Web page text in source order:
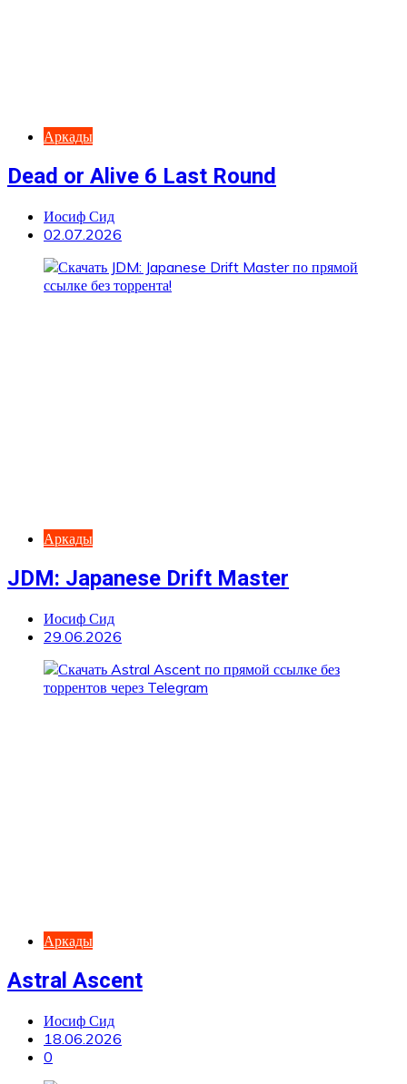
Аркады
Dead or Alive 6 Last Round
Иосиф Сид
02.07.2026
Аркады
JDM: Japanese Drift Master
Иосиф Сид
29.06.2026
Аркады
Astral Ascent
Иосиф Сид
18.06.2026
0